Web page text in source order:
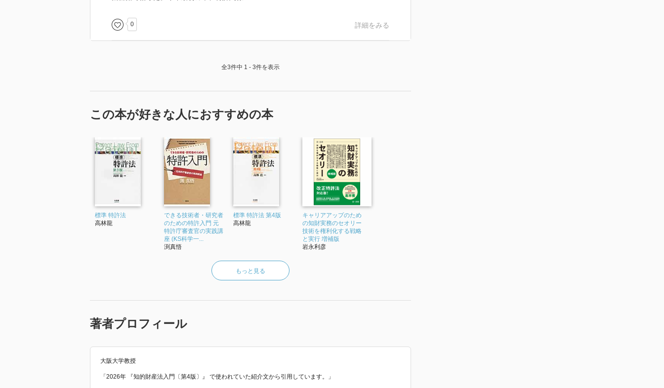
0 詳細をみる
全3件中 1 - 3件を表示
この本が好きな人におすすめの本
標準 特許法
高林龍
できる技術者・研究者
のための特許入門 元
特許庁審査官の実践講
座 (KS科学一...
渕真悟
標準 特許法 第4版
高林龍
キャリアアップのため
の知財実務のセオリー
技術を権利化する戦略
と実行 増補版
岩永利彦
もっと見る
著者プロフィール
大阪大学教授
「2026年 『知的財産法入門〔第4版〕』 で使われていた紹介文から引用しています。」